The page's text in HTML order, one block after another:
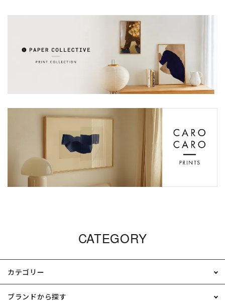
CATEGORY
カテゴリー
ブランドから探す